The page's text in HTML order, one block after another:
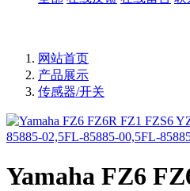
网站首页
产品展示
传感器/开关
Yamaha FZ6